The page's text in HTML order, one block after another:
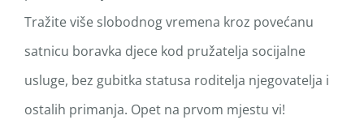
Tražite više slobodnog vremena kroz povećanu
satnicu boravka djece kod pružatelja socijalne
usluge, bez gubitka statusa roditelja njegovatelja i
ostalih primanja. Opet na prvom mjestu vi!